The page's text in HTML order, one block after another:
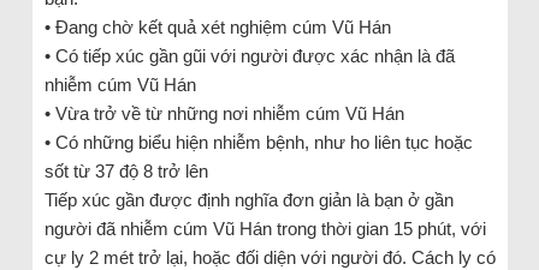
• Đang chờ kết quả xét nghiệm cúm Vũ Hán
• Có tiếp xúc gần gũi với người được xác nhận là đã
nhiễm cúm Vũ Hán
• Vừa trở về từ những nơi nhiễm cúm Vũ Hán
• Có những biểu hiện nhiễm bệnh, như ho liên tục hoặc
sốt từ 37 độ 8 trở lên
Tiếp xúc gần được định nghĩa đơn giản là bạn ở gần
người đã nhiễm cúm Vũ Hán trong thời gian 15 phút, với
cự ly 2 mét trở lại, hoặc đối diện với người đó. Cách ly có